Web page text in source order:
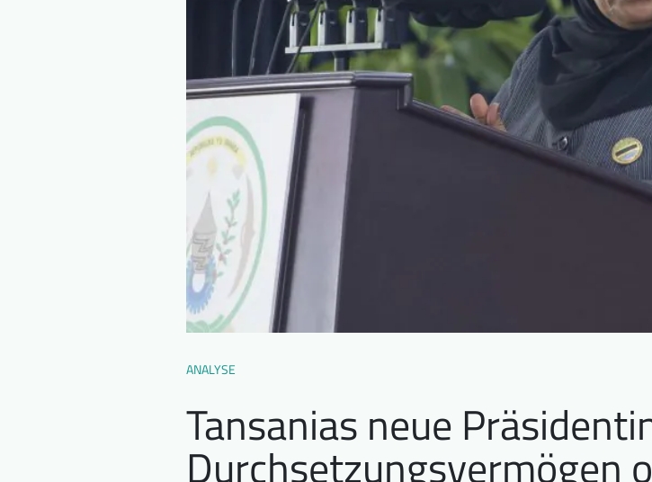
ANALYSE
Tansanias neue
Durchsetzungsvermögen